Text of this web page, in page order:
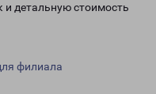
и детальную стоимость
филиала